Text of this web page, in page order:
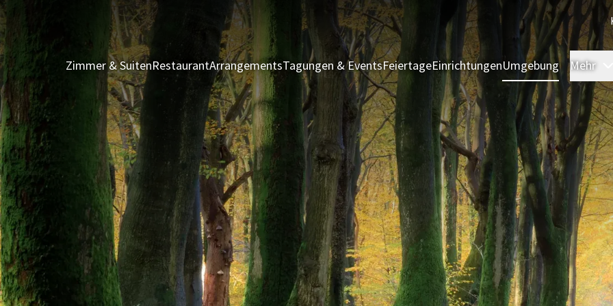
Zimmer & SuitenRestaurantArrangementsTagungen & EventsFeiertageEinrichtungenUmgebung Mehr